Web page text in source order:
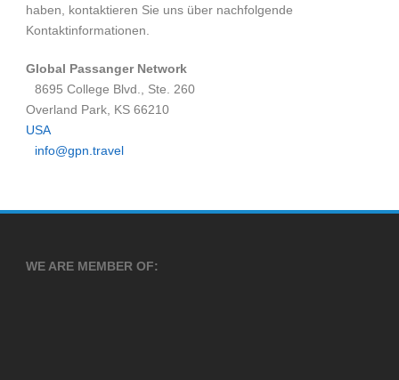
haben, kontaktieren Sie uns über nachfolgende
Kontaktinformationen.
Global Passanger Network
8695 College Blvd., Ste. 260
Overland Park, KS 66210
USA
info@gpn.travel
WE ARE MEMBER OF: